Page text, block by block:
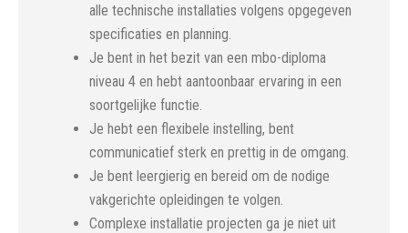
alle technische installaties volgens opgegeven
specificaties en planning.
Je bent in het bezit van een mbo-diploma
niveau 4 en hebt aantoonbaar ervaring in een
soortgelijke functie.
Je hebt een flexibele instelling, bent
communicatief sterk en prettig in de omgang.
Je bent leergierig en bereid om de nodige
vakgerichte opleidingen te volgen.
Complexe installatie projecten ga je niet uit